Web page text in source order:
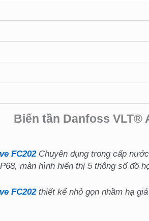
Biến tần Danfoss VLT®
FC202Chuyên dụng trong cấp
màn hình hiển thị 5 thông số đồ
FC202thiết kế nhỏ gọn nhầm hạ